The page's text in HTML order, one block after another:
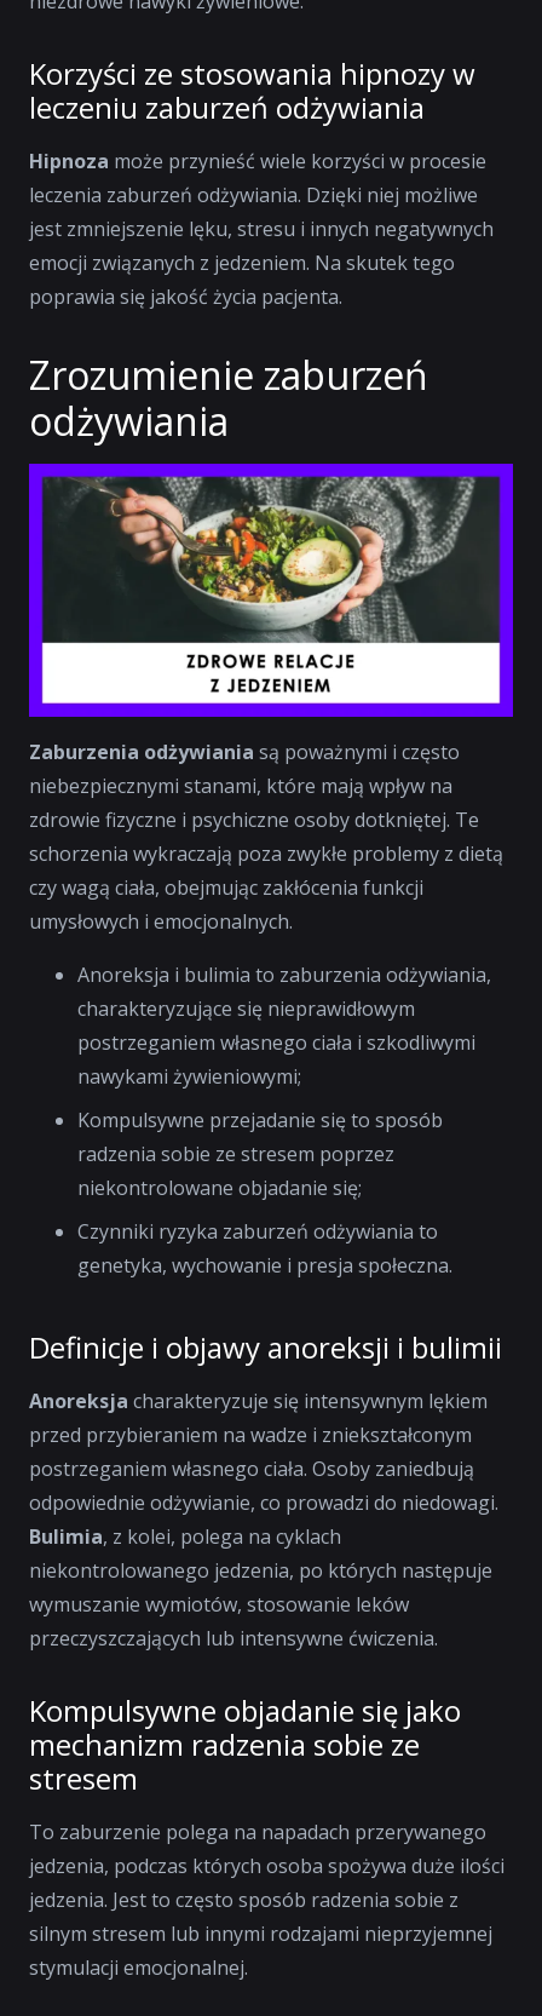
Korzyści ze stosowania hipnozy w
leczeniu zaburzeń odżywiania
Hipnoza może przynieść wiele korzyści w procesie
leczenia zaburzeń odżywiania. Dzięki niej możliwe
jest zmniejszenie lęku, stresu i innych negatywnych
emocji związanych z jedzeniem. Na skutek tego
poprawia się jakość życia pacjenta.
Zrozumienie zaburzeń
odżywiania
Zaburzenia odżywiania są poważnymi i często
niebezpiecznymi stanami, które mają wpływ na
zdrowie fizyczne i psychiczne osoby dotkniętej. Te
schorzenia wykraczają poza zwykłe problemy z dietą
czy wagą ciała, obejmując zakłócenia funkcji
umysłowych i emocjonalnych.
Anoreksja i bulimia to zaburzenia odżywiania,
charakteryzujące się nieprawidłowym
postrzeganiem własnego ciała i szkodliwymi
nawykami żywieniowymi;
Kompulsywne przejadanie się to sposób
radzenia sobie ze stresem poprzez
niekontrolowane objadanie się;
Czynniki ryzyka zaburzeń odżywiania to
genetyka, wychowanie i presja społeczna.
Definicje i objawy anoreksji i bulimii
Anoreksja charakteryzuje się intensywnym lękiem
przed przybieraniem na wadze i zniekształconym
postrzeganiem własnego ciała. Osoby zaniedbują
odpowiednie odżywianie, co prowadzi do niedowagi.
Bulimia, z kolei, polega na cyklach
niekontrolowanego jedzenia, po których następuje
wymuszanie wymiotów, stosowanie leków
przeczyszczających lub intensywne ćwiczenia.
Kompulsywne objadanie się jako
mechanizm radzenia sobie ze
stresem
To zaburzenie polega na napadach przerywanego
jedzenia, podczas których osoba spożywa duże ilości
jedzenia. Jest to często sposób radzenia sobie z
silnym stresem lub innymi rodzajami nieprzyjemnej
stymulacji emocjonalnej.